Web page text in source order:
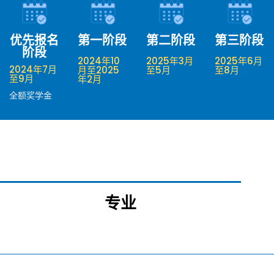
优先报名
阶段
2024年7月
至9月
全额奖学金
第一阶段
2024年10
月至2025
年2月
第二阶段
2025年3月
至5月
第三阶段
2025年6月
至8月
专业